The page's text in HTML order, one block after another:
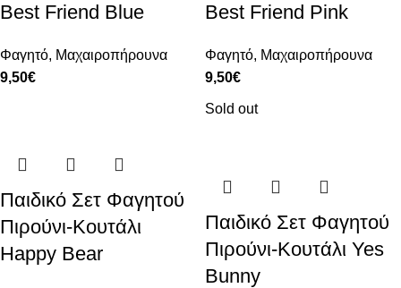
Best Friend Blue
Φαγητό, Μαχαιροπήρουνα
9,50€
Best Friend Pink
Φαγητό, Μαχαιροπήρουνα
9,50€
Παιδικό Σετ Φαγητού
Πιρούνι-Κουτάλι
Happy Bear
Sold out
Παιδικό Σετ Φαγητού
Πιρούνι-Κουτάλι Yes
Bunny